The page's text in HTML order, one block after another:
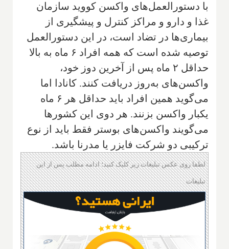
با دستورالعمل‌های واکسن کووید سازمان
غذا و دارو و مراکز کنترل و پیشگیری از
بیماری‌ها در تضاد است، در این دستورالعمل
توصیه شده است که همه افراد ‌۶ ماه به بالا
حداقل ۲ ماه پس از آخرین دوز خود،
واکسن‌های به‌روز دریافت کنند. کانادا اما
می‌گوید همین افراد باید حداقل هر ۶ ماه
یکبار واکسن بزنند. هر دوی این کشورها
می‌گویند واکسن‌های بوستر فقط باید از نوع
ترکیبی دو شرکت فایزر یا مدرنا باشد.
لطفا روی عکس تبلیغات زیر کلیک کنید؛ ادامه مطلب پس از این
تبلیغات